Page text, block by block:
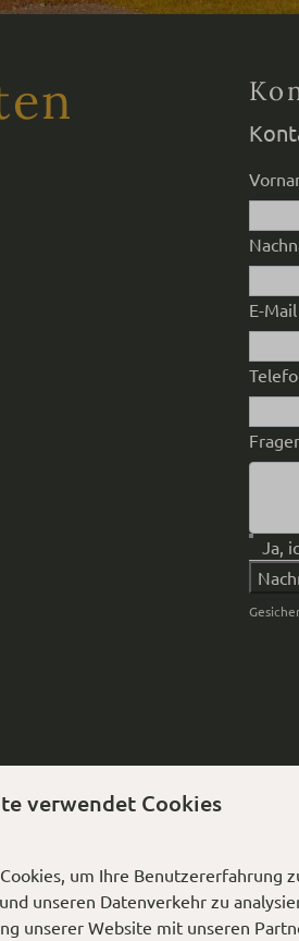
E-Mail
Ja,
verwendet Cookies
um Ihre Benutzererfahrung
unseren Datenverkehr zu
unserer Website mit unseren